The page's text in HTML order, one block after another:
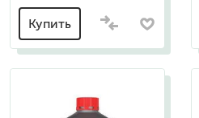
Купить